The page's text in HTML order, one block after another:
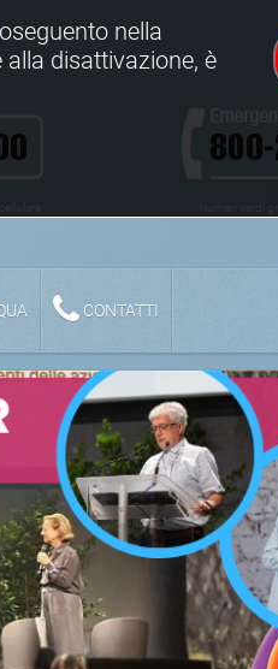
Numeri verdi
CONTATTI
nella
disattivazione, è